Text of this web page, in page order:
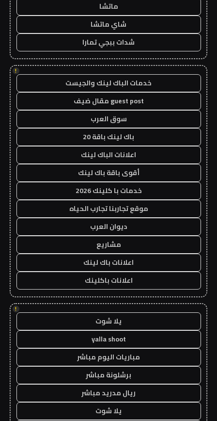
ماتشا
شاي ماتشا
شدات ببجي تمارا
!
خدمات الباك لينك والجيست
guest post مقال ضيف
سوق العرب
باك لينك باقة 20
اعلانات الباك لينك
أقوى باقة باك لينك
خدمات با كلينك 2026
موقع تجاربنا تجارب الحياه
ديوان العرب
مشاريع
اعلانات باك لينك
اعلانات باكلينك
!
يلا شوت
yalla shoot
مباريات اليوم مباشر
برشلونة مباشر
ريال مدريد مباشر
يلا شوت